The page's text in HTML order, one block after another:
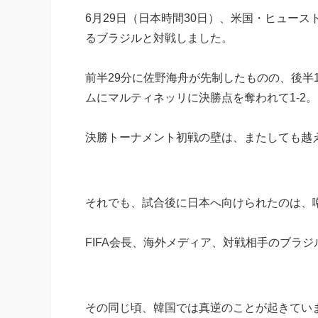
6月29日（日本時間30日）、米国・ヒュース
るブラジルと対戦しました。
前半29分に佐野海舟が先制したものの、後
ムにマルティネッリに決勝点を奪われて1-2。
決勝トーナメント初戦の壁は、またしても越
それでも、試合後に日本へ向けられたのは、
FIFA会長、海外メディア、対戦相手のブラ
その同じ頃、韓国では真逆のことが起きてい